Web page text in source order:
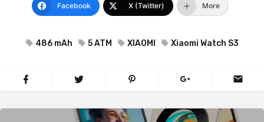
Facebook X (Twitter) More
486 mAh 5 ATM XIAOMI Xiaomi Watch S3